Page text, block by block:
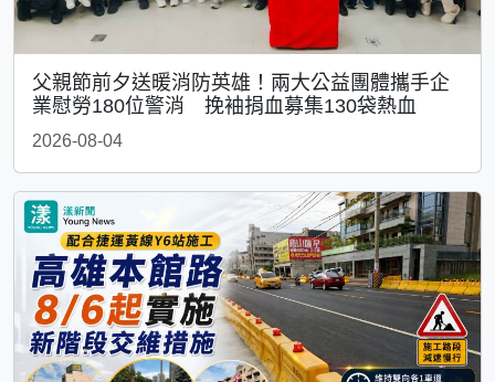
父親節前夕送暖消防英雄！兩大公益團體攜手企
業慰勞180位警消 挽袖捐血募集130袋熱血
2026-08-04